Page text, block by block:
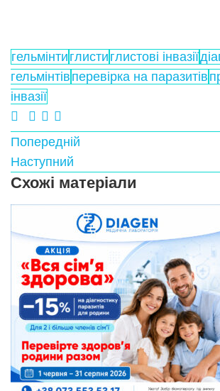
гельмінти глисти глистові інвазії
гельмінтів перевірка на паразитів
інвазії
Попередній
Наступний
Схожі матеріали